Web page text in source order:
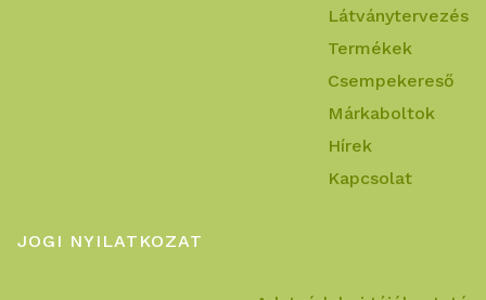
Látványtervezés
Termékek
Csempekereső
Márkaboltok
Hírek
Kapcsolat
JOGI NYILATKOZAT